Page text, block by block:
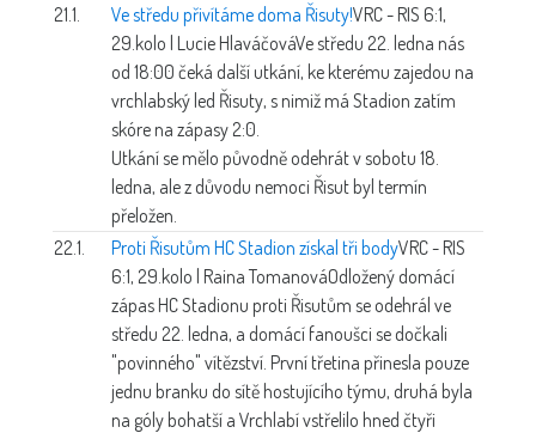
21.1.
Ve středu přivítáme doma Řisuty!VRC - RIS 6:1,
29.kolo | Lucie HlaváčováVe středu 22. ledna nás
od 18:00 čeká další utkání, ke kterému zajedou na
vrchlabský led Řisuty, s nimiž má Stadion zatím
skóre na zápasy 2:0.
Utkání se mělo původně odehrát v sobotu 18.
ledna, ale z důvodu nemoci Řisut byl termín
přeložen.
22.1.
Proti Řisutům HC Stadion získal tři bodyVRC - RIS
6:1, 29.kolo | Raina TomanováOdložený domácí
zápas HC Stadionu proti Řisutům se odehrál ve
středu 22. ledna, a domácí fanoušci se dočkali
"povinného" vítězství. První třetina přinesla pouze
jednu branku do sítě hostujícího týmu, druhá byla
na góly bohatší a Vrchlabí vstřelilo hned čtyři